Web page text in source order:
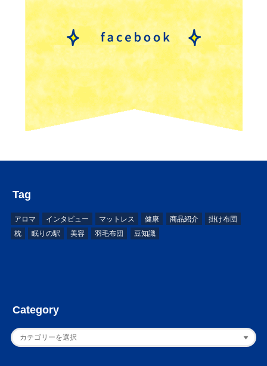
Tag
アロマ インタビュー マットレス 健康 商品紹介
掛け布団
枕
眠りの駅 美容 羽毛布団 豆知識
Category